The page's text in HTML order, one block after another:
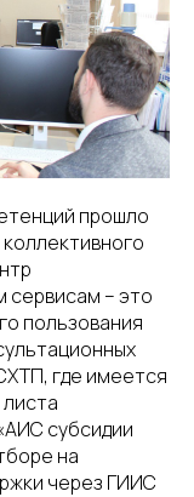
прошло
сервисам – это
пользования
где имеется
субсидии
на
через ГИИС